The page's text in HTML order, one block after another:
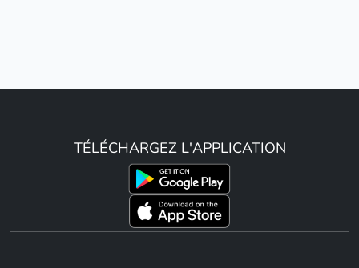
TÉLÉCHARGEZ L'APPLICATION